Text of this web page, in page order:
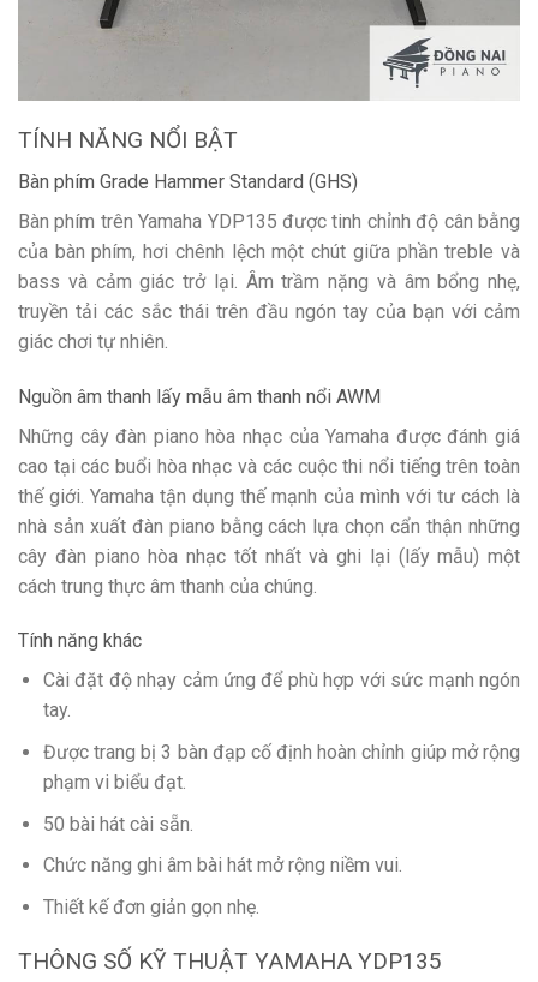
TÍNH NĂNG NỔI BẬT
Bàn phím Grade Hammer Standard (GHS)
Bàn phím trên Yamaha YDP135 được tinh chỉnh độ cân bằng
của bàn phím, hơi chênh lệch một chút giữa phần treble và
bass và cảm giác trở lại. Âm trầm nặng và âm bổng nhẹ,
truyền tải các sắc thái trên đầu ngón tay của bạn với cảm
giác chơi tự nhiên.
Nguồn âm thanh lấy mẫu âm thanh nổi AWM
Những cây đàn piano hòa nhạc của Yamaha được đánh giá
cao tại các buổi hòa nhạc và các cuộc thi nổi tiếng trên toàn
thế giới. Yamaha tận dụng thế mạnh của mình với tư cách là
nhà sản xuất đàn piano bằng cách lựa chọn cẩn thận những
cây đàn piano hòa nhạc tốt nhất và ghi lại (lấy mẫu) một
cách trung thực âm thanh của chúng.
Tính năng khác
Cài đặt độ nhạy cảm ứng để phù hợp với sức mạnh ngón
tay.
Được trang bị 3 bàn đạp cố định hoàn chỉnh giúp mở rộng
phạm vi biểu đạt.
50 bài hát cài sẵn.
Chức năng ghi âm bài hát mở rộng niềm vui.
Thiết kế đơn giản gọn nhẹ.
THÔNG SỐ KỸ THUẬT YAMAHA YDP135